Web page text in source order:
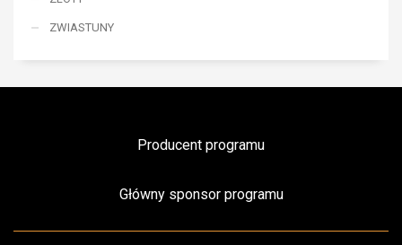
ZWIASTUNY
Producent programu
Główny sponsor programu